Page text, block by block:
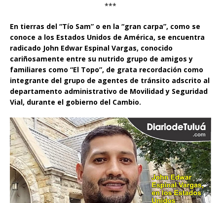
***
En tierras del “Tío Sam” o en la “gran carpa”, como se
conoce a los Estados Unidos de América, se encuentra
radicado John Edwar Espinal Vargas, conocido
cariñosamente entre su nutrido grupo de amigos y
familiares como “El Topo”, de grata recordación como
integrante del grupo de agentes de tránsito adscrito al
departamento administrativo de Movilidad y Seguridad
Vial, durante el gobierno del Cambio.